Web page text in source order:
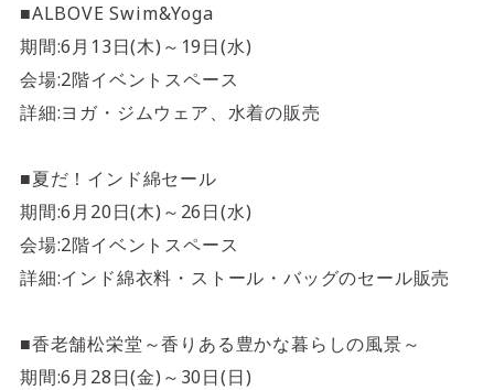
■ALBOVE Swim&Yoga
期間:6月13日(木)～19日(水)
会場:2階イベントスペース
詳細:ヨガ・ジムウェア、水着の販売
■夏だ！インド綿セール
期間:6月20日(木)～26日(水)
会場:2階イベントスペース
詳細:インド綿衣料・ストール・バッグのセール販売
■香老舗松栄堂～香りある豊かな暮らしの風景～
期間:6月28日(金)～30日(日)